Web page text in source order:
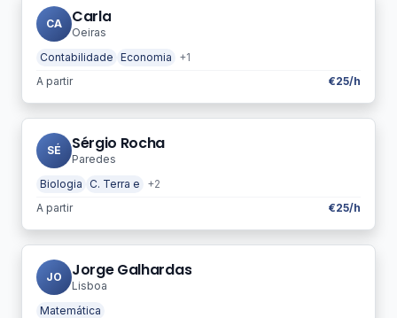
CA Carla
Oeiras
Contabilidade Economia
+1
A partir
€25/h
SÉ Sérgio Rocha
Paredes
Biologia
C. Terra e
+2
A partir
€25/h
JO Jorge Galhardas
Lisboa
Matemática